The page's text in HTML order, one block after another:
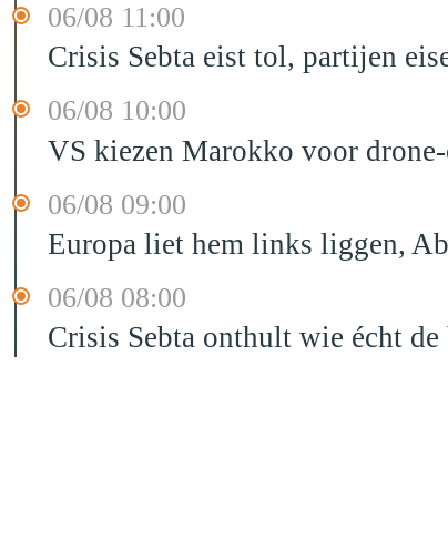
06/08 11:00
Crisis Sebta eist tol, partijen
06/08 10:00
VS kiezen Marokko voor
06/08 09:00
Europa liet hem links liggen,
06/08 08:00
Crisis Sebta onthult wie écht